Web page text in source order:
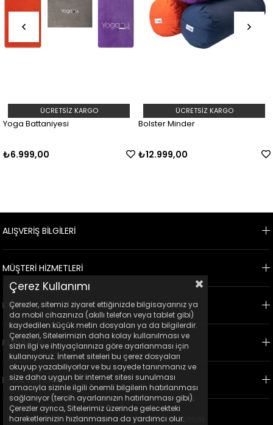
Yoga Battaniyesi
₺6.999,00
ÜCRETSIZ KARGO
Bolster Minder
₺12.999,00
ÜCRETSIZ KARGO
ALIŞVERİŞ BİLGİLERİ
MÜŞTERİ HİZMETLERİ
KVKK
KURUMSAL
E-BÜLTEN KAYIT
© 2023 Ticimax - Tüm hakları saklıdır.
Çerez Kullanımı
Çerezler, sitemizi ziyaret ettiğinizde bilgisayarınız ya
da mobil cihazınıza (akıllı telefon veya tablet gibi)
kaydedilen küçük metin dosyaları ya da bilgilerdir.
Çerezleri, Sitelerimizin daha kolay kullanılması ve
sizin ilgi ve ihtiyaçlarınıza göre ayarlanması için
kullanıyoruz. İnternet siteleri bu çerez dosyaları
okuyup yazabiliyorlar ve bu sayede tanınmanız ve
size daha uygun bir internet sitesi sunulması
amacıyla sizinle ilgili önemli bilgilerin hatırlanması
sağlanıyor (tercih ayarlarınızın hatırlanması gibi).
Çerezler ayrıca, Sitelerimiz üzerinde gelecekteki
hareketlerinizin hızlanmasına da yardımcı olur.